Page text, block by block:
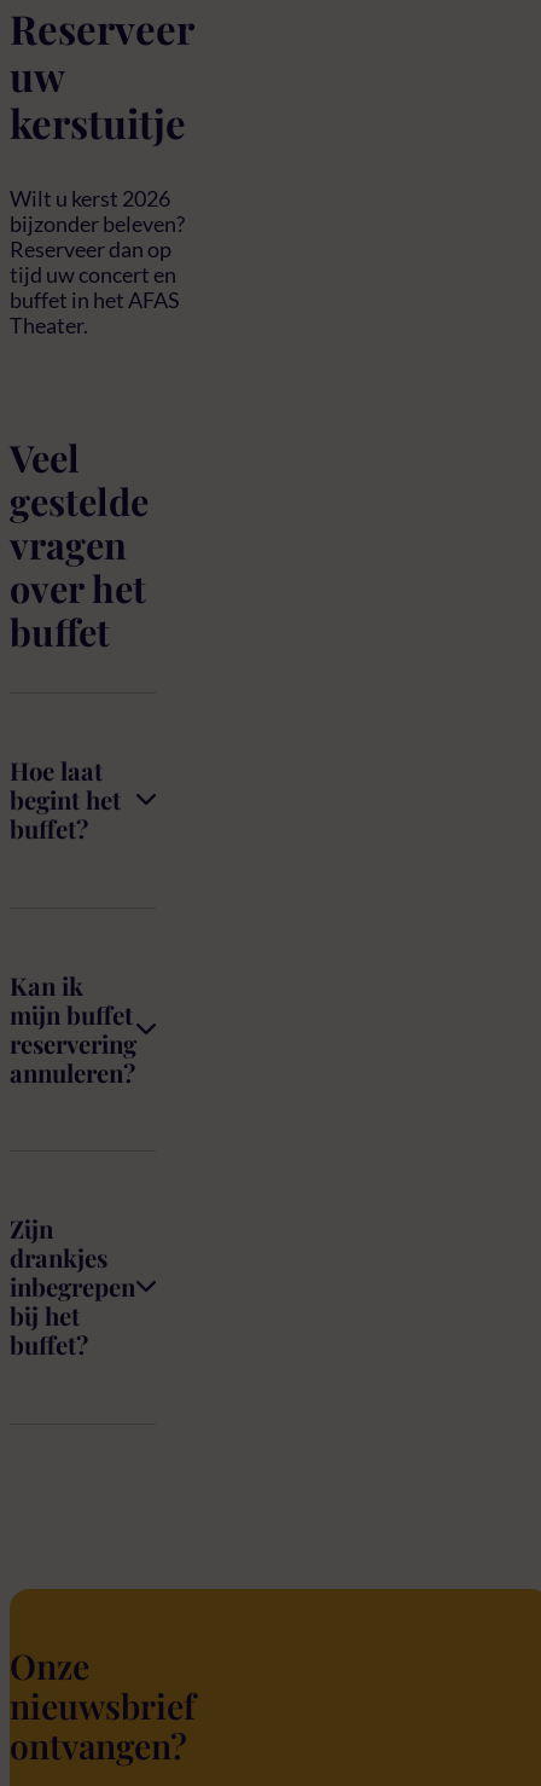
Reserveer
uw
kerstuitje
Wilt u kerst 2026
bijzonder beleven?
Reserveer dan op
tijd uw concert en
buffet in het AFAS
Theater.
Veel
gestelde
vragen
over het
buffet
Hoe laat
begint het
buffet?
Kan ik
mijn buffet
reservering
annuleren?
Zijn
drankjes
inbegrepen
bij het
buffet?
Onze
nieuwsbrief
ontvangen?